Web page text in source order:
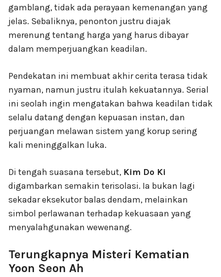
gamblang, tidak ada perayaan kemenangan yang
jelas. Sebaliknya, penonton justru diajak
merenung tentang harga yang harus dibayar
dalam memperjuangkan keadilan.
Pendekatan ini membuat akhir cerita terasa tidak
nyaman, namun justru itulah kekuatannya. Serial
ini seolah ingin mengatakan bahwa keadilan tidak
selalu datang dengan kepuasan instan, dan
perjuangan melawan sistem yang korup sering
kali meninggalkan luka.
Di tengah suasana tersebut, Kim Do Ki
digambarkan semakin terisolasi. Ia bukan lagi
sekadar eksekutor balas dendam, melainkan
simbol perlawanan terhadap kekuasaan yang
menyalahgunakan wewenang.
Terungkapnya Misteri Kematian
Yoon Seon Ah